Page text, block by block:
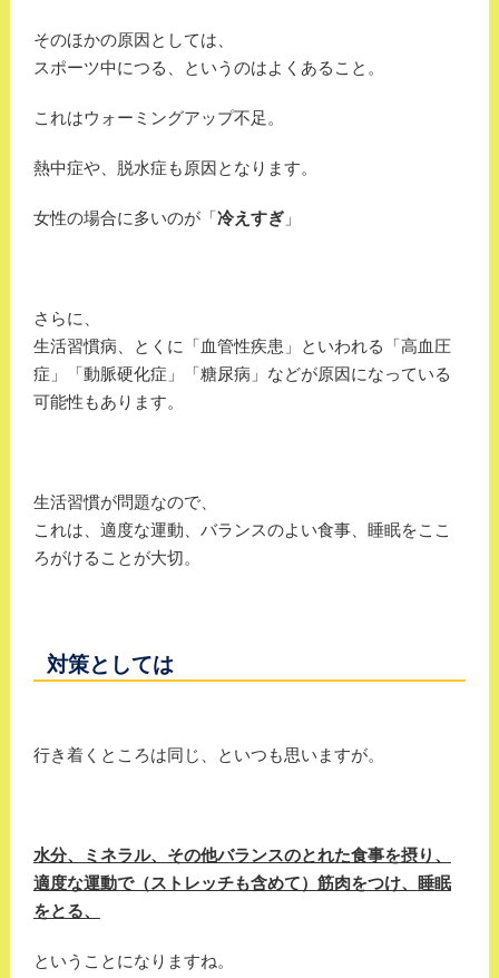
そのほかの原因としては、
スポーツ中につる、というのはよくあること。
これはウォーミングアップ不足。
熱中症や、脱水症も原因となります。
女性の場合に多いのが「冷えすぎ」
さらに、
生活習慣病、とくに「血管性疾患」といわれる「高血圧
症」「動脈硬化症」「糖尿病」などが原因になっている
可能性もあります。
生活習慣が問題なので、
これは、適度な運動、バランスのよい食事、睡眠をここ
ろがけることが大切。
対策としては
行き着くところは同じ、といつも思いますが。
水分、ミネラル、その他バランスのとれた食事を摂り、
適度な運動で（ストレッチも含めて）筋肉をつけ、
睡眠
をとる、
ということになりますね。